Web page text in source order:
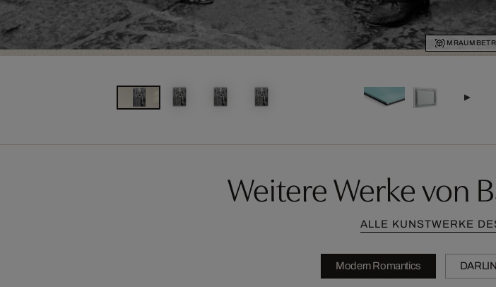
IM RAUM
Weitere Werke von
ALLE KUNSTWERKE
Modern Romantics